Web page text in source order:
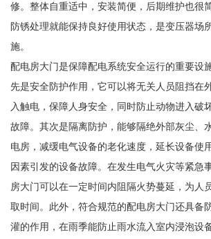
修。整体自重适中，安装简便，后期维护也很
防锈处理就能保持良好使用状态，是变压器场
施。
配电房大门是保障配电系统安全运行的重要设
先是安全防护作用，它可以将无关人员阻挡在
入触电，保障人身安全，同时防止动物进入破
故障。其次是隔离防护，能够隔绝外部灰尘、
电房，减缓电气设备的老化速度，延长设备使
因素引发的设备故障。在发生电气火灾等紧急
房大门可以在一定时间内阻隔火势蔓延，为人
取时间。此外，符合规范的配电房大门还具备
灌的作用，在雨季能防止雨水流入室内浸泡设